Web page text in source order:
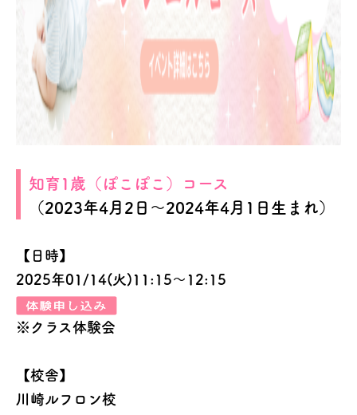
知育1歳（ぽこぽこ）コース
（2023年4月2日～2024年4月1日生まれ）
【日時】
2025年01/14(火)11:15～12:15
※クラス体験会
【校舎】
川崎ルフロン校